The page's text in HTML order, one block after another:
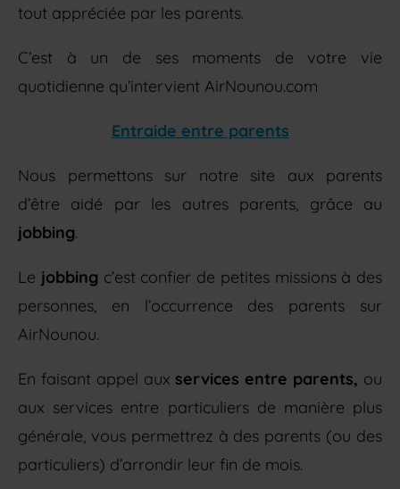
tout appréciée par les parents.
C’est à un de ses moments de votre vie
quotidienne qu’intervient AirNounou.com
Entraide entre parents
Nous permettons sur notre site aux parents
d’être aidé par les autres parents, grâce au
jobbing.
Le jobbing c’est confier de petites missions à des
personnes, en l’occurrence des parents sur
AirNounou.
En faisant appel aux services entre parents, ou
aux services entre particuliers de manière plus
générale, vous permettrez à des parents (ou des
particuliers) d’arrondir leur fin de mois.